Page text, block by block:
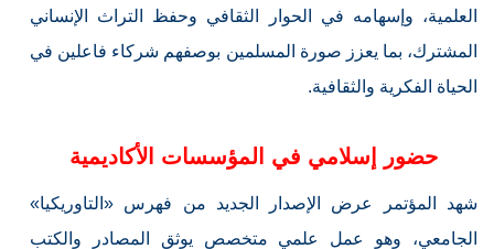
العلمية، وإسهامه في الحوار الثقافي وحفظ التراث الإنساني
المشترك، بما يعزز صورة المسلمين بوصفهم شركاء فاعلين في
الحياة الفكرية والثقافية.
حضور إسلامي في المؤسسات الأكاديمية
شهد المؤتمر عرض الإصدار الجديد من فهرس «التاوريكيا»
الجامعي، وهو عمل علمي متخصص يوثق المصادر والكتب